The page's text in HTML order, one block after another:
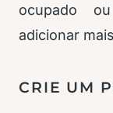
ocupado
adicionar
CRIE UM